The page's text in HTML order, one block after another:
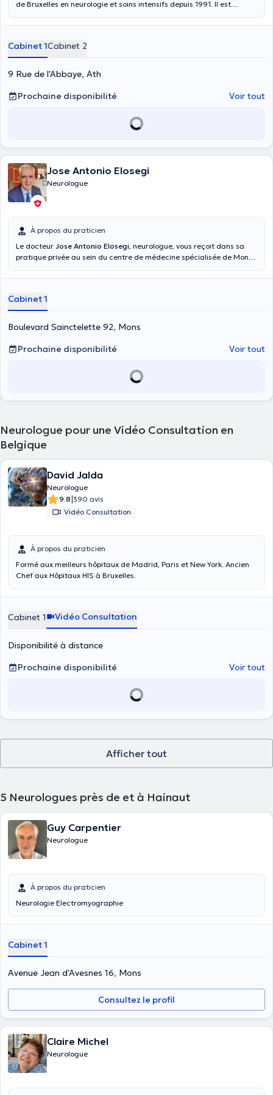
de Bruxelles en neurologie et soins intensifs depuis 1991. Il est
mémoire, céphalées et en sclérose en plaques. Il est Professeur
accueille à Ath.
Cabinet 1Cabinet 2
9 Rue de l'Abbaye, Ath
Prochaine disponibilité
Voir tout
Jose Antonio Elosegi
Neurologue
À propos du praticien
Le docteur Jose Antonio Elosegi, neurologue, vous reçoit dans sa
pratique privée au sein du centre de médecine spécialisée de Mons,
Spécialisé dans la prise en charge des troubles de la médecine, des
pour un test d’électromyograme (EMG) ou pour un suivi de
neurologie. Il cumula plusieurs expériences professionnelles dans
une multitude de cliniques et de cabinets. Il réalisa plusieurs
recherches académiques ainsi que des publications très répandues.
Il parle français, anglais et espagnol.
Cabinet 1
Boulevard Sainctelette 92, Mons
Prochaine disponibilité
Voir tout
Neurologue pour une Vidéo Consultation en
Belgique
David Jalda
Neurologue
9.8|390 avis
Vidéo Consultation
À propos du praticien
Formé aux meilleurs hôpitaux de Madrid, Paris et New York. Ancien
Chef aux Hôpitaux HIS à Bruxelles.
Cabinet 1 Vidéo Consultation
Disponibilité à distance
Prochaine disponibilité
Voir tout
Afficher tout
5 Neurologues près de et à Hainaut
Guy Carpentier
Neurologue
À propos du praticien
Neurologie Electromyographie
Cabinet 1
Avenue Jean d'Avesnes 16, Mons
Consultez le profil
Claire Michel
Neurologue